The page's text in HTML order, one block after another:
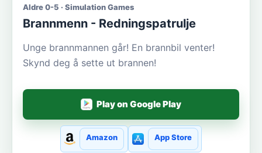
Aldre 0-5 · Simulation Games
Brannmenn - Redningspatrulje
Unge brannmannen går! En brannbil venter!
Skynd deg å sette ut brannen!
Play on Google Play
Amazon App Store